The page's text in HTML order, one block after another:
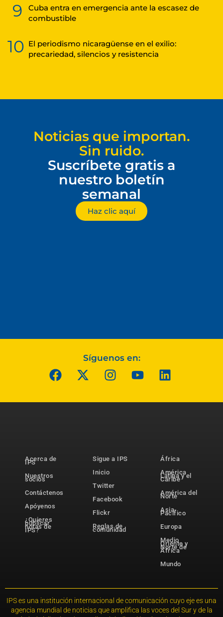
9
Cuba entra en emergencia ante la escasez de
combustible
10 El periodismo nicaragüense en el exilio:
precariedad, silencios y resistencia
Noticias que importan.
Sin ruido.
Suscríbete gratis a
nuestro boletín
semanal
Haz clic aquí
Síguenos en:
Acerca de
IPS
Nuestros
socios
Contáctenos
Apóyenos
¿Quieres
publicar
notas de
IPS?
Sigue a IPS
Inicio
Twitter
Facebook
Flickr
Reglas de
comunidad
África
América
Latina y el
Caribe
América del
Norte
Asia-
Pacífico
Europa
Medio
Oriente y
Norte de
África
Mundo
IPS es una institución internacional de comunicación cuyo eje es una
agencia mundial de noticias que amplifica las voces del Sur y de la